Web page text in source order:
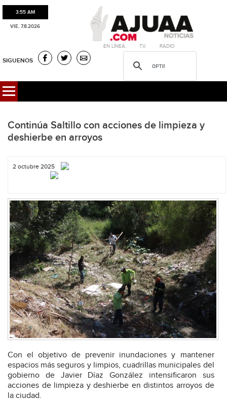
3:55 AM
VIE. 7.8.2026
·EN LÍNEA. ·T.V. ·RADIO
SIGUENOS
Continúa Saltillo con acciones de limpieza y
deshierbe en arroyos
2 octubre 2025
Con el objetivo de prevenir inundaciones y mantener
espacios más seguros y limpios, cuadrillas municipales del
gobierno de Javier Díaz González intensificaron sus
acciones de limpieza y deshierbe en distintos arroyos de
la ciudad.